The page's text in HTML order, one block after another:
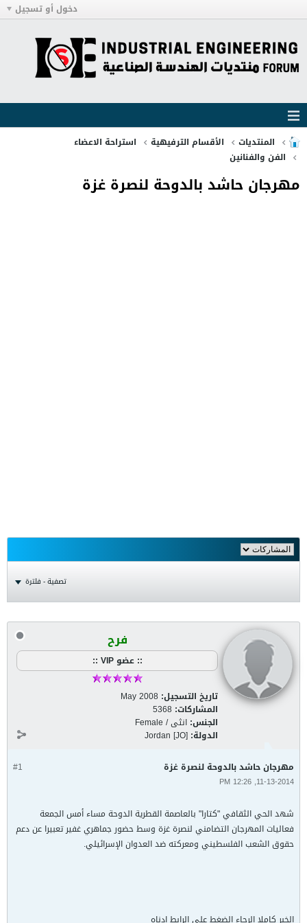
دخول أو تسجيل
المنتديات الأقسام الترفيهية
استراحة الاعضاء
الفن والفنانين
مهرجان حاشد بالدوحة لنصرة غزة
تصفية - فلترة
فرح
:: عضو VIP ::
تاريخ التسجيل: May 2008
المشاركات: 5368
الجنس: انثى / Female
الدولة: Jordan [JO]
#1 مهرجان حاشد بالدوحة لنصرة غزة
11-13-2014, 12:26 PM
شهد الحي الثقافي "كتارا" بالعاصمة القطرية الدوحة مساء أمس الجمعة
فعاليات المهرجان التضامني لنصرة غزة وسط حضور جماهري غفير تعبيرا عن دعم
حقوق الشعب الفلسطيني ومعركته ضد العدوان الإسرائيلي.
الخبر كاملا الرجاء الضغط على الرابط ادناه